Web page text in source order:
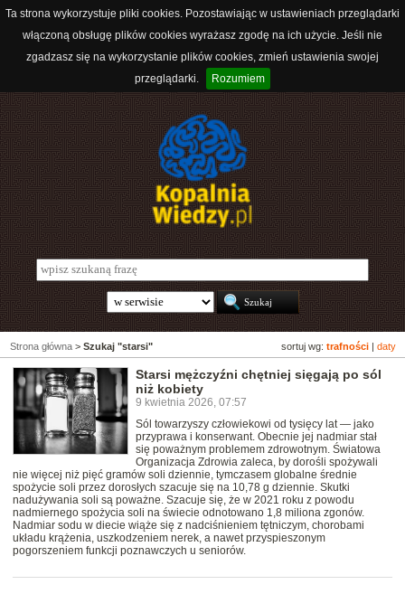
Ta strona wykorzystuje pliki cookies. Pozostawiając w ustawieniach przeglądarki
włączoną obsługę plików cookies wyrażasz zgodę na ich użycie. Jeśli nie
zgadzasz się na wykorzystanie plików cookies, zmień ustawienia swojej
przeglądarki.
Rozumiem
sortuj wg: trafności daty
Strona główna > Szukaj "starsi"
Starsi mężczyźni chętniej sięgają po sól
niż kobiety
9 kwietnia 2026, 07:57
Sól towarzyszy człowiekowi od tysięcy lat — jako
przyprawa i konserwant. Obecnie jej nadmiar stał
się poważnym problemem zdrowotnym. Światowa
Organizacja Zdrowia zaleca, by dorośli spożywali
nie więcej niż pięć gramów soli dziennie, tymczasem globalne średnie
spożycie soli przez dorosłych szacuje się na 10,78 g dziennie. Skutki
nadużywania soli są poważne. Szacuje się, że w 2021 roku z powodu
nadmiernego spożycia soli na świecie odnotowano 1,8 miliona zgonów.
Nadmiar sodu w diecie wiąże się z nadciśnieniem tętniczym, chorobami
układu krążenia, uszkodzeniem nerek, a nawet przyspieszonym
pogorszeniem funkcji poznawczych u seniorów.